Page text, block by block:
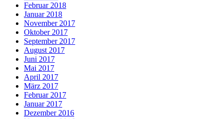
Februar 2018
Januar 2018
November 2017
Oktober 2017
September 2017
August 2017
Juni 2017
Mai 2017
April 2017
März 2017
Februar 2017
Januar 2017
Dezember 2016